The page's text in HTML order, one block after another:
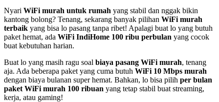
Nyari WiFi murah untuk rumah yang stabil dan nggak bikin
kantong bolong? Tenang, sekarang banyak pilihan WiFi murah
terbaik yang bisa lo pasang tanpa ribet! Apalagi buat lo yang butuh
paket hemat, ada WiFi IndiHome 100 ribu perbulan yang cocok
buat kebutuhan harian.
Buat lo yang masih ragu soal biaya pasang WiFi murah, tenang
aja. Ada beberapa paket yang cuma butuh WiFi 10 Mbps murah
dengan biaya bulanan super hemat. Bahkan, lo bisa pilih per bulan
paket WiFi murah 100 ribuan yang tetap stabil buat streaming,
kerja, atau gaming!